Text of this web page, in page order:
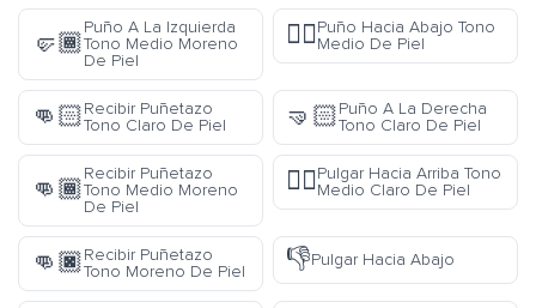
🤛🏾
Puño A La Izquierda
Tono Medio Moreno
De Piel
👎🏽Puño Hacia Abajo Tono
Medio De Piel
👊🏻Recibir Puñetazo
Tono Claro De Piel
🤜🏻Puño A La Derecha
Tono Claro De Piel
👊🏾
Recibir Puñetazo
Tono Medio Moreno
De Piel
👍🏼Pulgar Hacia Arriba Tono
Medio Claro De Piel
👊🏿Recibir Puñetazo
Tono Moreno De Piel
👎Pulgar Hacia Abajo